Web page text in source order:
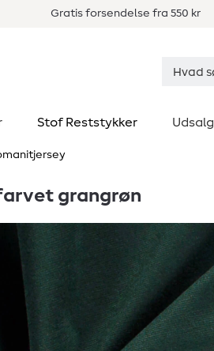
Gratis forsendelse fra 550 kr
Stof Reststykker Udsalg
grangrøn